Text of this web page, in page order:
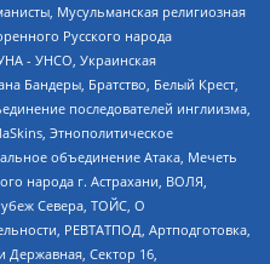
Мусульманская религиозная
Русского народа
- УНСО, Украинская
Бандеры, Братство, Белый Крест,
последователей инглиизма,
Этнополитическое
объединение Атака, Мечеть
народа г. Астрахани, ВОЛЯ,
Севера, ТОЙС, О
РЕВТАТПОД, Артподготовка,
Сектор 16,